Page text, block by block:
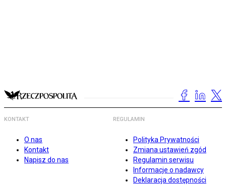
KONTAKT
O nas
Kontakt
Napisz do nas
REGULAMIN
Polityka Prywatności
Zmiana ustawień zgód
Regulamin serwisu
Informacje o nadawcy
Deklaracja dostępności